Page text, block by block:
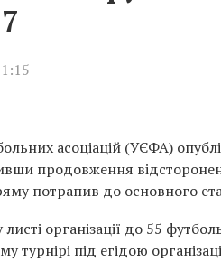
асоціацій (УЄФА)
продовження
потрапив до основного
організації до 55
турнірі під егідою